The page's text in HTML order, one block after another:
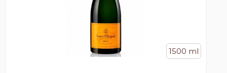
1500 ml